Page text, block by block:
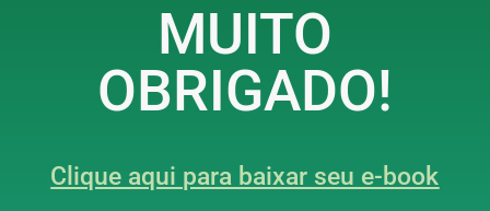
MUITO
OBRIGADO!
Clique aqui para baixar seu e-book